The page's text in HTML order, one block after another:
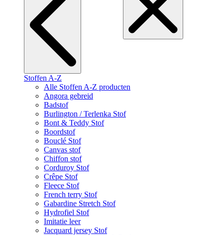
Stoffen A-Z
Alle Stoffen A-Z producten
Angora gebreid
Badstof
Burlington / Terlenka Stof
Bont & Teddy Stof
Boordstof
Bouclé Stof
Canvas stof
Chiffon stof
Corduroy Stof
Crêpe Stof
Fleece Stof
French terry Stof
Gabardine Stretch Stof
Hydrofiel Stof
Imitatie leer
Jacquard jersey Stof